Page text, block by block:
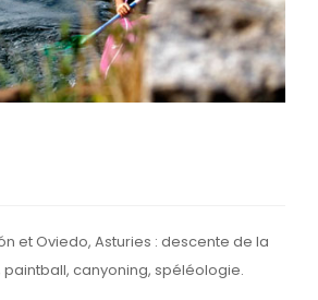
et Oviedo, Asturies : descente de la
paintball, canyoning, spéléologie.